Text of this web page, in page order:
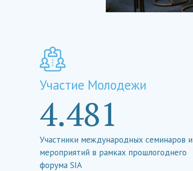
Участие Молодежи
4.481
Участники международных семинаров и
мероприятий в рамках прошлогоднего
форума SIA